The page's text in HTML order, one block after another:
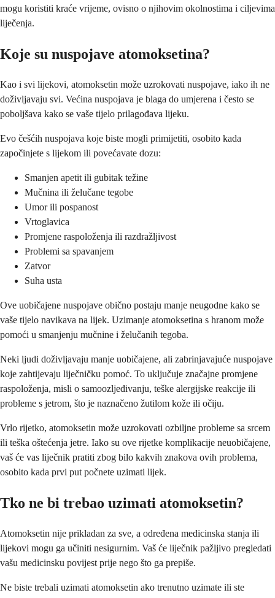
mogu koristiti kraće vrijeme, ovisno o njihovim okolnostima i ciljevima
liječenja.
Koje su nuspojave atomoksetina?
Kao i svi lijekovi, atomoksetin može uzrokovati nuspojave, iako ih ne
doživljavaju svi. Većina nuspojava je blaga do umjerena i često se
poboljšava kako se vaše tijelo prilagođava lijeku.
Evo češćih nuspojava koje biste mogli primijetiti, osobito kada
započinjete s lijekom ili povećavate dozu:
Smanjen apetit ili gubitak težine
Mučnina ili želučane tegobe
Umor ili pospanost
Vrtoglavica
Promjene raspoloženja ili razdražljivost
Problemi sa spavanjem
Zatvor
Suha usta
Ove uobičajene nuspojave obično postaju manje neugodne kako se
vaše tijelo navikava na lijek. Uzimanje atomoksetina s hranom može
pomoći u smanjenju mučnine i želučanih tegoba.
Neki ljudi doživljavaju manje uobičajene, ali zabrinjavajuće nuspojave
koje zahtijevaju liječničku pomoć. To uključuje značajne promjene
raspoloženja, misli o samoozljeđivanju, teške alergijske reakcije ili
probleme s jetrom, što je naznačeno žutilom kože ili očiju.
Vrlo rijetko, atomoksetin može uzrokovati ozbiljne probleme sa srcem
ili teška oštećenja jetre. Iako su ove rijetke komplikacije neuobičajene,
vaš će vas liječnik pratiti zbog bilo kakvih znakova ovih problema,
osobito kada prvi put počnete uzimati lijek.
Tko ne bi trebao uzimati atomoksetin?
Atomoksetin nije prikladan za sve, a određena medicinska stanja ili
lijekovi mogu ga učiniti nesigurnim. Vaš će liječnik pažljivo pregledati
vašu medicinsku povijest prije nego što ga prepiše.
Ne biste trebali uzimati atomoksetin ako trenutno uzimate ili ste